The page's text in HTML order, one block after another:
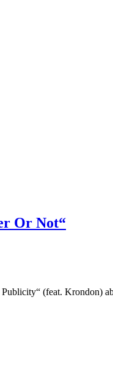
Or Not“
(feat. Krondon)